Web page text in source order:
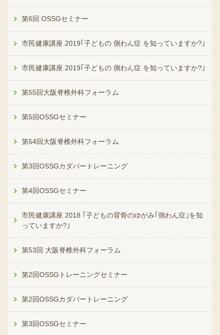
第6回 OSSGセミナー
市民健康講座 2019｢子どもの 側わん症 を知っていますか?｣
市民健康講座 2019｢子どもの 側わん症 を知っていますか?｣
第55回大阪脊椎外科フォーラム
第5回OSSGセミナー
第54回大阪脊椎外科フォーラム
第3回OSSGカダバートレーニング
第4回OSSGセミナー
市民健康講座 2018 ｢子どもの背骨のゆがみ｢側わん症｣を知
っていますか?｣
第53回 大阪脊椎外科フォーラム
第2回OSSGトレーニングセミナー
第2回OSSGカダバートレーニング
第3回OSSGセミナー